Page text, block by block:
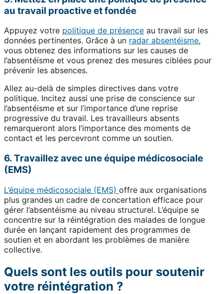
au travail proactive et fondée
Appuyez votre politique de présence au travail sur les
données pertinentes. Grâce à un radar absentéisme,
vous obtenez des informations sur les causes de
l’absentéisme et vous prenez des mesures ciblées pour
prévenir les absences.
Allez au-delà de simples directives dans votre
politique. Incitez aussi une prise de conscience sur
l’absentéisme et sur l’importance d’une reprise
progressive du travail. Les travailleurs absents
remarqueront alors l’importance des moments de
contact et les percevront comme un soutien.
6. Travaillez avec une équipe médicosociale
(EMS)
L’équipe médicosociale (EMS) offre aux organisations
plus grandes un cadre de concertation efficace pour
gérer l’absentéisme au niveau structurel. L’équipe se
concentre sur la réintégration des malades de longue
durée en lançant rapidement des programmes de
soutien et en abordant les problèmes de manière
collective.
Quels sont les outils pour soutenir
votre réintégration ?